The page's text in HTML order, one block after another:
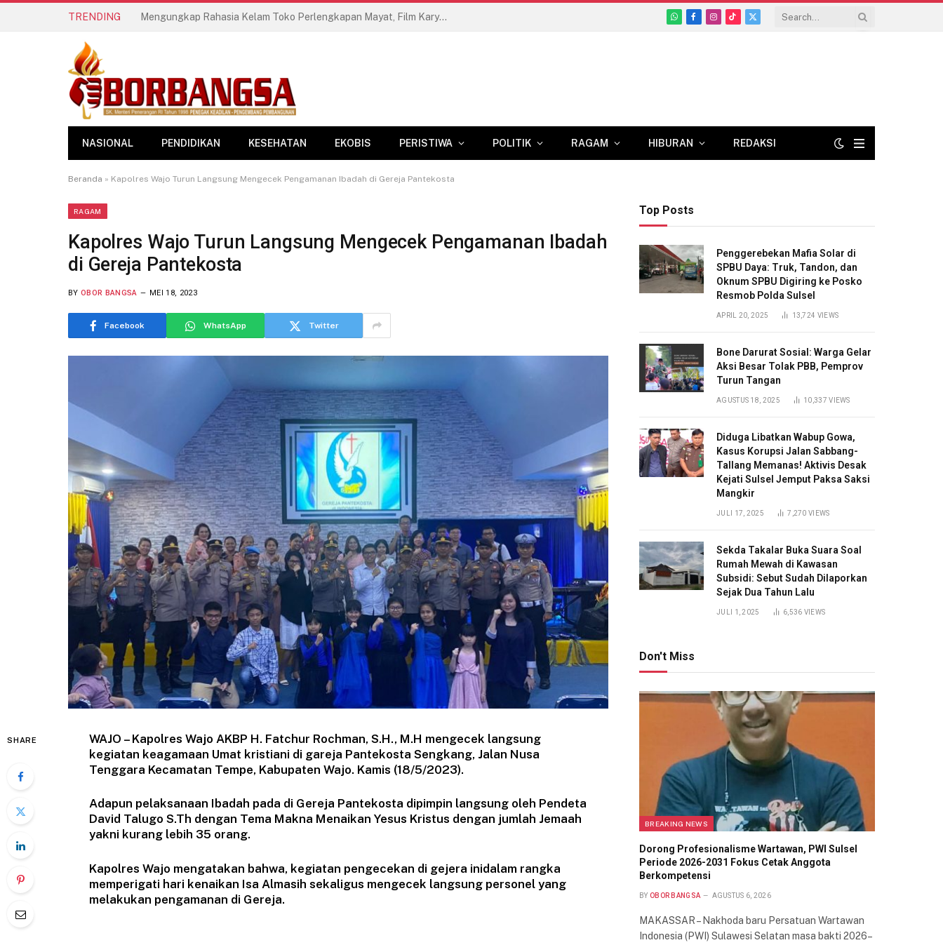
TRENDING Mengungkap Rahasia Kelam Toko Perlengkapan Mayat, Film Karya Anak Makassar yang Wajib Ditonton
WhatsApp
Facebook
Instagram
TikTok
X
NASIONAL PENDIDIKAN KESEHATAN EKOBIS PERISTIWA POLITIK RAGAM HIBURAN REDAKSI
Beranda » Kapolres Wajo Turun Langsung Mengecek Pengamanan Ibadah di Gereja Pantekosta
RAGAM
Kapolres Wajo Turun Langsung Mengecek Pengamanan Ibadah
di Gereja Pantekosta
BY OBOR BANGSA MEI 18, 2023
Facebook WhatsApp Twitter
SHARE
WAJO – Kapolres Wajo AKBP H. Fatchur Rochman, S.H., M.H mengecek langsung
kegiatan keagamaan Umat kristiani di gareja Pantekosta Sengkang, Jalan Nusa
Tenggara Kecamatan Tempe, Kabupaten Wajo. Kamis (18/5/2023).
Adapun pelaksanaan Ibadah pada di Gereja Pantekosta dipimpin langsung oleh Pendeta
David Talugo S.Th dengan Tema Makna Menaikan Yesus Kristus dengan jumlah Jemaah
yakni kurang lebih 35 orang.
Kapolres Wajo mengatakan bahwa, kegiatan pengecekan di gejera inidalam rangka
memperigati hari kenaikan Isa Almasih sekaligus mengecek langsung personel yang
melakukan pengamanan di Gereja.
Top Posts
Penggerebekan Mafia Solar di
SPBU Daya: Truk, Tandon, dan
Oknum SPBU Digiring ke Posko
Resmob Polda Sulsel
APRIL 20, 2025 13,724 VIEWS
Bone Darurat Sosial: Warga Gelar
Aksi Besar Tolak PBB, Pemprov
Turun Tangan
AGUSTUS 18, 2025 10,337VIEWS
Diduga Libatkan Wabup Gowa,
Kasus Korupsi Jalan Sabbang-
Tallang Memanas! Aktivis Desak
Kejati Sulsel Jemput Paksa Saksi
Mangkir
JULI 17, 2025 7,270VIEWS
Sekda Takalar Buka Suara Soal
Rumah Mewah di Kawasan
Subsidi: Sebut Sudah Dilaporkan
Sejak Dua Tahun Lalu
JULI 1, 2025 6,536 VIEWS
Don't Miss
BREAKING NEWS
Dorong Profesionalisme Wartawan, PWI Sulsel
Periode 2026-2031 Fokus Cetak Anggota
Berkompetensi
BY OBOR BANGSA AGUSTUS 6, 2026
MAKASSAR – Nakhoda baru Persatuan Wartawan
Indonesia (PWI) Sulawesi Selatan masa bakti 2026–